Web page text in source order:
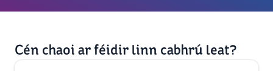
Cén chaoi ar féidir linn cabhrú leat?